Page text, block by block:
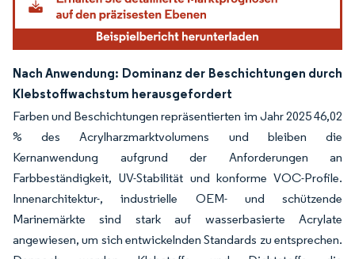
Nach Anwendung: Dominanz der Beschichtungen durch
Klebstoffwachstum herausgefordert
Farben und Beschichtungen repräsentierten im Jahr 2025 46,02
% des Acrylharzmarktvolumens und bleiben die
Kernanwendung aufgrund der Anforderungen an
Farbbeständigkeit, UV-Stabilität und konforme VOC-Profile.
Innenarchitektur-, industrielle OEM- und schützende
Marinemärkte sind stark auf wasserbasierte Acrylate
angewiesen, um sich entwickelnden Standards zu entsprechen.